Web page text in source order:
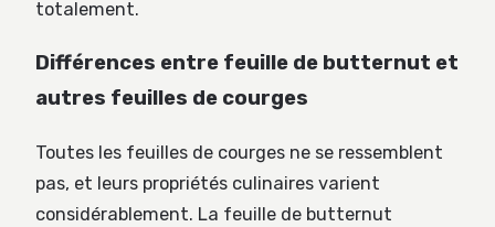
totalement.
Différences entre feuille de butternut et
autres feuilles de courges
Toutes les feuilles de courges ne se ressemblent
pas, et leurs propriétés culinaires varient
considérablement. La feuille de butternut